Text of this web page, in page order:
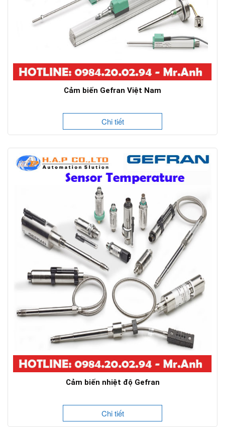
Cảm biến Gefran Việt Nam
Chi tiết
Cảm biến nhiệt độ Gefran
Chi tiết